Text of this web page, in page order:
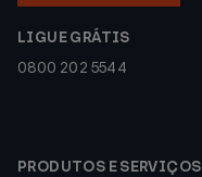
LIGUE GRÁTIS
0800 202 5544
PRODUTOS E SERVIÇOS